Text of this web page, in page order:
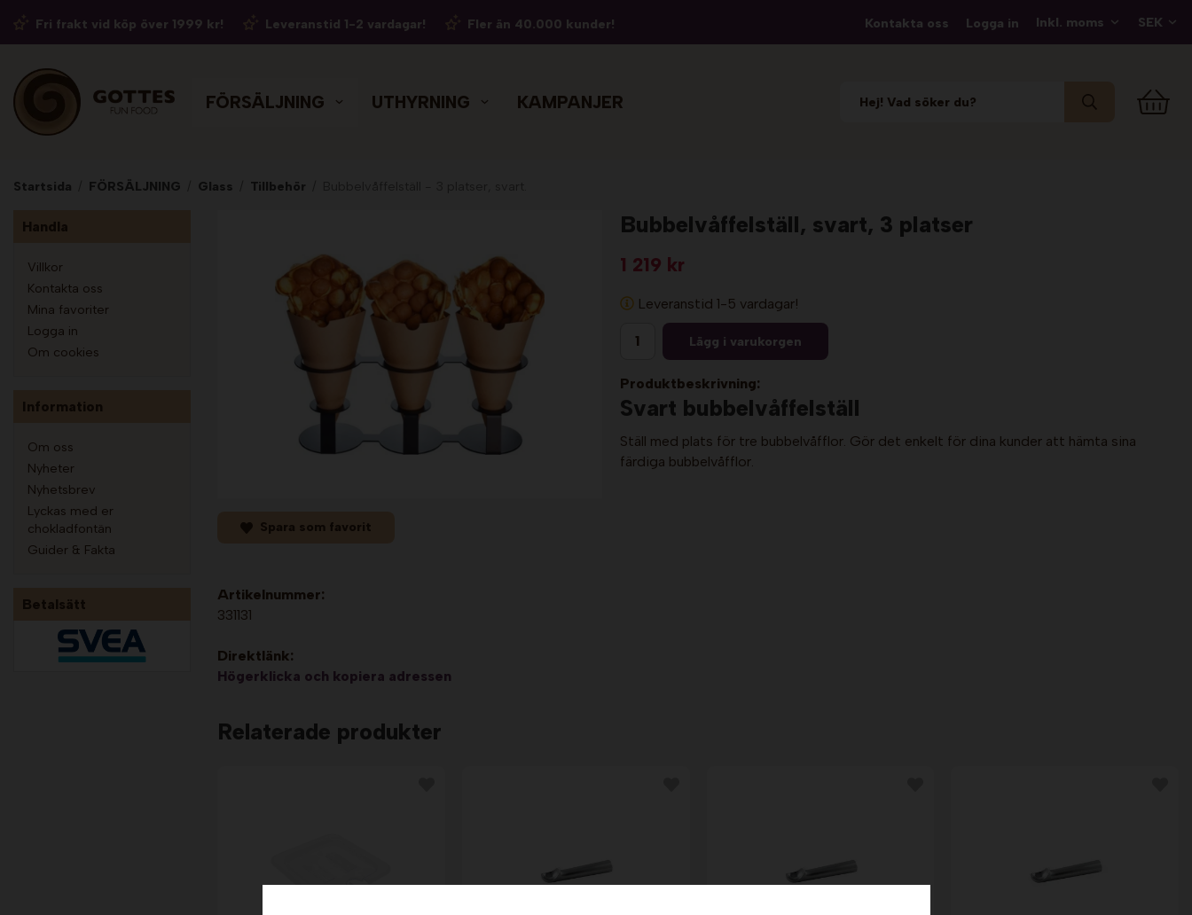
Fri frakt vid köp över 1999 kr! Leveranstid 1-2 vardagar! Fler än 40.000 kunder! Kontakta oss Logga in
FÖRSÄLJNING UTHYRNING KAMPANJER
Startsida FÖRSÄLJNING Glass Tillbehör
Handla
Villkor
Kontakta oss
Mina favoriter
Logga in
Om cookies
Information
Om oss
Nyheter
Nyhetsbrev
Lyckas med er
chokladfontän
Guider & Fakta
Betalsätt
Bubbelvåffelställ, svart, 3 platser
1 219 kr
Leveranstid 1-5 vardagar!
Lägg i varukorgen
Produktbeskrivning:
Svart bubbelvåffelställ
Ställ med plats för tre bubbelvåfflor. Gör det enkelt för dina kunder att hämta sina
färdiga bubbelvåfflor.
Spara som favorit
Artikelnummer:
331131
Direktlänk:
Högerklicka och kopiera adressen
Relaterade produkter